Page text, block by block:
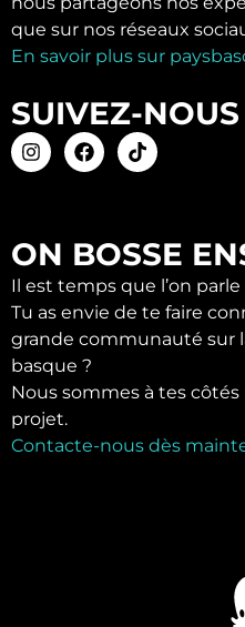
que sur nos réseaux
En savoir plus sur
SUIVEZ-NOUS
ON BOSSE
Il est temps que l’on
Tu as envie de te faire
grande communauté sur
basque ?
Nous sommes à tes côtés
projet.
Contacte-nous dès